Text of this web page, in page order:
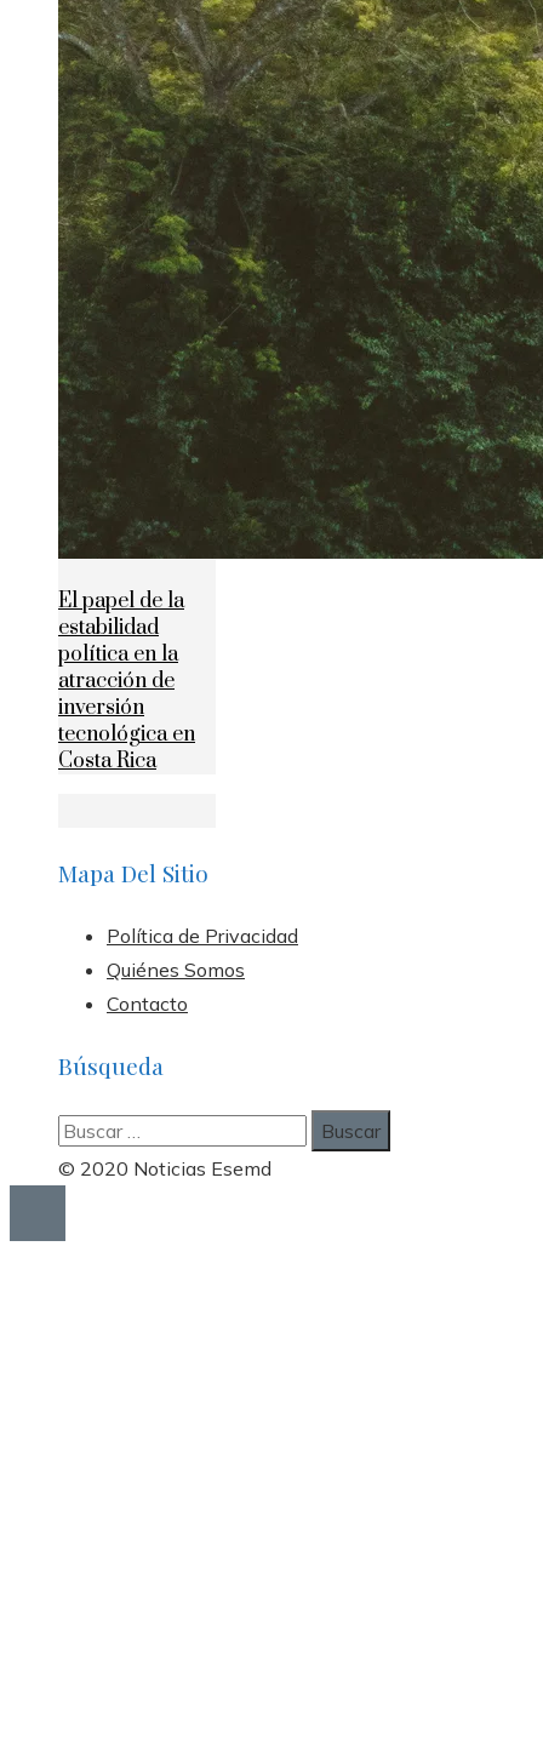
El papel de la
estabilidad
política en la
atracción de
inversión
tecnológica en
Costa Rica
Mapa Del Sitio
Política de Privacidad
Quiénes Somos
Contacto
Búsqueda
Buscar:
© 2020 Noticias Esemd